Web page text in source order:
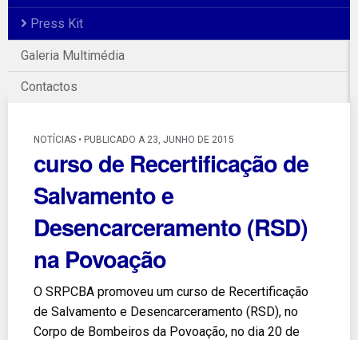
Press Kit
Galeria Multimédia
Contactos
NOTÍCIAS • PUBLICADO A 23, JUNHO DE 2015
curso de Recertificação de
Salvamento e
Desencarceramento (RSD)
na Povoação
O SRPCBA promoveu um curso de Recertificação
de Salvamento e Desencarceramento (RSD), no
Corpo de Bombeiros da Povoação, no dia 20 de